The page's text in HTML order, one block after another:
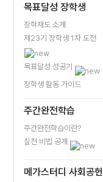
목표달성 장학생
장학제도 소개
제23기 장학생 1차 도전
목표달성 성공기
장학생 활동 가이드
주간완전학습
주간완전학습이란?
실천 비법 공개
메가스터디 사회공헌